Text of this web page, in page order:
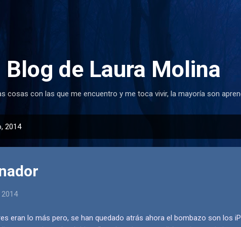
Blog de Laura Molina
cosas con las que me encuentro y me toca vivir, la mayoría son
2014
eran lo más pero, se han quedado atrás ahora el bombazo son los